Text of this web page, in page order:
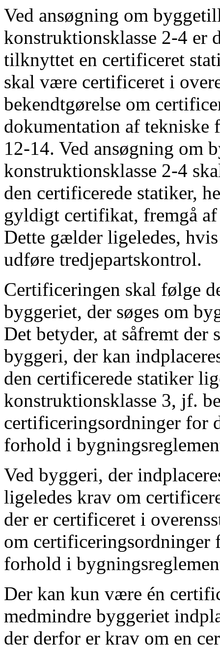
Ved ansøgning om
konstruktionsklasse 2-4 er
tilknyttet en certificeret
skal være certificeret i
bekendtgørelse om
dokumentation af tekniske
12-14. Ved ansøgning om
konstruktionsklasse 2-4
den certificerede statiker,
gyldigt certifikat, fremgå
Dette gælder ligeledes,
udføre tredjepartskontrol.
Certificeringen skal følge
byggeriet, der søges om
Det betyder, at såfremt der
byggeri, der kan
den certificerede statiker
konstruktionsklasse 3, jf.
certificeringsordninger for
forhold i
Ved byggeri, der
ligeledes krav om
der er certificeret i
om certificeringsordninger
forhold i
Der kan kun være én
medmindre byggeriet
der derfor er krav om en